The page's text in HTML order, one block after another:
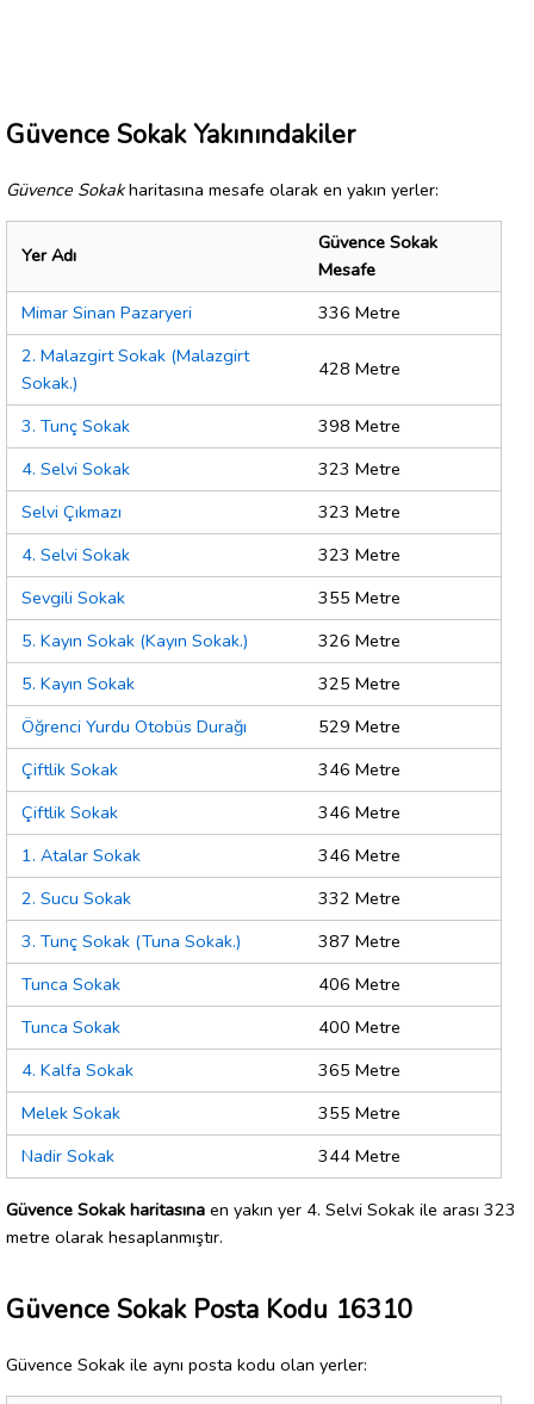
Güvence Sokak Yakınındakiler
Güvence Sokakharitasına mesafe olarak en yakın yerler:
Yer Adı
Güvence Sokak
Mesafe
Mimar Sinan Pazaryeri
336 Metre
2. Malazgirt Sokak (Malazgirt
Sokak.)
428 Metre
3. Tunç Sokak
398 Metre
4. Selvi Sokak
323 Metre
Selvi Çıkmazı
323 Metre
4. Selvi Sokak
323 Metre
Sevgili Sokak
355 Metre
5. Kayın Sokak (Kayın Sokak.)
326 Metre
5. Kayın Sokak
325 Metre
Öğrenci Yurdu Otobüs Durağı
529 Metre
Çiftlik Sokak
346 Metre
Çiftlik Sokak
346 Metre
1. Atalar Sokak
346 Metre
2. Sucu Sokak
332 Metre
3. Tunç Sokak (Tuna Sokak.)
387 Metre
Tunca Sokak
406 Metre
Tunca Sokak
400 Metre
4. Kalfa Sokak
365 Metre
Melek Sokak
355 Metre
Nadir Sokak
344 Metre
Güvence Sokak haritasına en yakın yer 4. Selvi Sokak ile arası 323
metre olarak hesaplanmıştır.
Güvence Sokak Posta Kodu 16310
Güvence Sokak ile aynı posta kodu olan yerler: